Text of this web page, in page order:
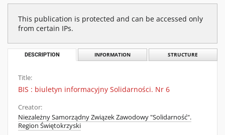
This publication is protected and can be accessed only
from certain IPs.
DESCRIPTION INFORMATION STRUCTURE
Title:
BIS : biuletyn informacyjny Solidarności. Nr 6
Creator:
Niezależny Samorządny Związek Zawodowy "Solidarność".
Region Świętokrzyski